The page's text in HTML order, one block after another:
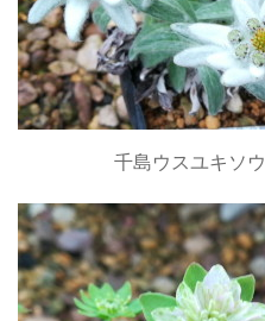
千島ウスユキソウ